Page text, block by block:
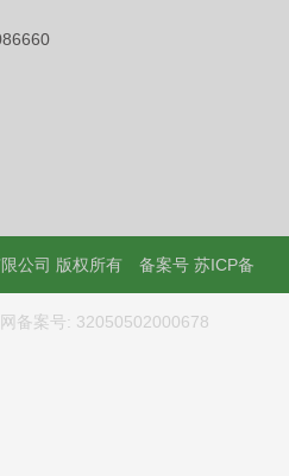
公司 版权所有 备案号苏ICP备
备案号: 32050502000678